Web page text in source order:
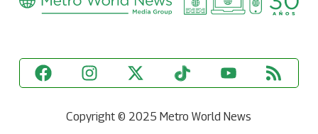
Copyright © 2025 Metro World News